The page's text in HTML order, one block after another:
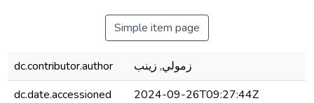
Simple item page
dc.contributor.author
زمولي, زينب
dc.date.accessioned
2024-09-26T09:27:44Z